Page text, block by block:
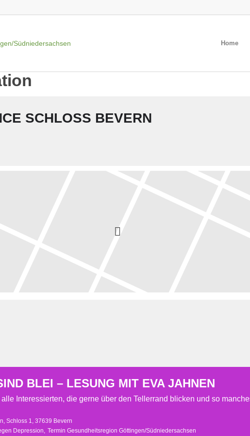
Home
SCHLOSS BEVERN
BLEI – LESUNG MIT EVA JAHNEN
Interessierten, die gerne über den Tellerrand blicken und so
, Schloss 1, 37639 Bevern
Depression, Termin Gesundheitsregion Göttingen/Südniedersachsen